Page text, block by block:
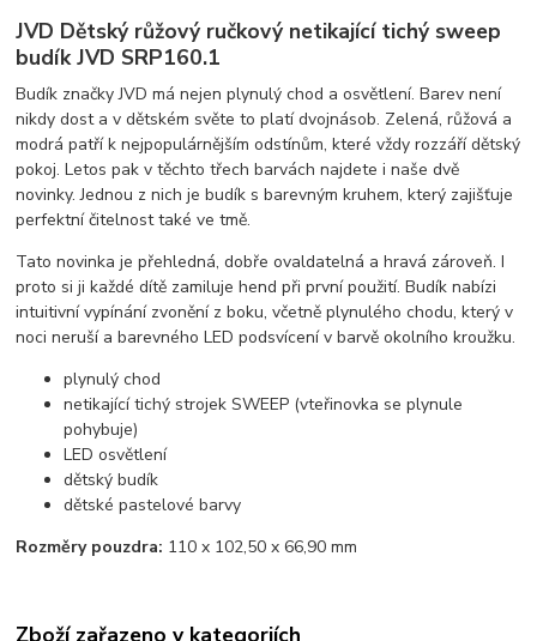
JVD Dětský růžový ručkový netikající tichý sweep
budík JVD SRP160.1
Budík značky JVD má nejen plynulý chod a osvětlení. Barev není
nikdy dost a v dětském světe to platí dvojnásob. Zelená, růžová a
modrá patří k nejpopulárnějším odstínům, které vždy rozzáří dětský
pokoj. Letos pak v těchto třech barvách najdete i naše dvě
novinky. Jednou z nich je budík s barevným kruhem, který zajišťuje
perfektní čitelnost také ve tmě.
Tato novinka je přehledná, dobře ovaldatelná a hravá zároveň. I
proto si ji každé dítě zamiluje hend při první použití. Budík nabízi
intuitivní vypínání zvonění z boku, včetně plynulého chodu, který v
noci neruší a barevného LED podsvícení v barvě okolního kroužku.
plynulý chod
netikající tichý strojek SWEEP (vteřinovka se plynule
pohybuje)
LED osvětlení
dětský budík
dětské pastelové barvy
Rozměry pouzdra: 110 x 102,50 x 66,90 mm
Zboží zařazeno v kategoriích